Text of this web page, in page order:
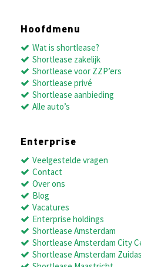
Hoofdmenu
Wat is shortlease?
Shortlease zakelijk
Shortlease voor ZZP’ers
Shortlease privé
Shortlease aanbieding
Alle auto’s
Enterprise
Veelgestelde vragen
Contact
Over ons
Blog
Vacatures
Enterprise holdings
Shortlease Amsterdam
Shortlease Amsterdam City
Shortlease Amsterdam Zuidas